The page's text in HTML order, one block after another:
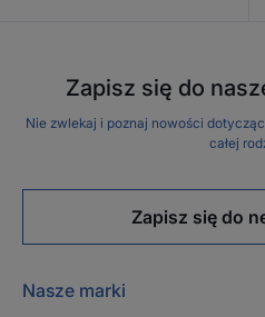
Zapisz się do
Nie zwlekaj i poznaj nowości
całej
Zapisz się do
Nasze marki